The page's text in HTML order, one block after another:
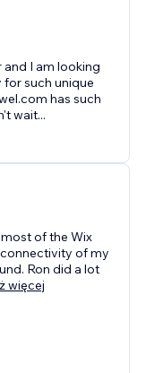
I am looking
such unique
has such
wait...
of the Wix
of my
Ron did a lot
więcej